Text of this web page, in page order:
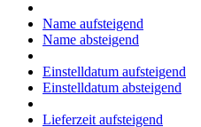
Name aufsteigend
Name absteigend
Einstelldatum aufsteigend
Einstelldatum absteigend
Lieferzeit aufsteigend